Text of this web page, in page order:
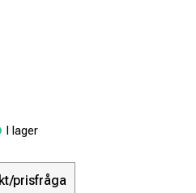
I lager
prisfråga